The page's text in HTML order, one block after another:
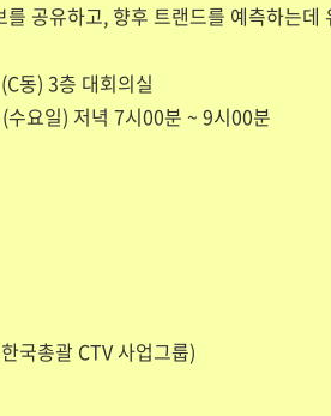
공유하고, 향후 트랜드를 예측하는데
동) 3층 대회의실
요일) 저녁 7시00분 ~ 9시00분
국총괄 CTV 사업그룹)